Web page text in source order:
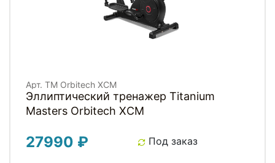
Арт. TM Orbitech XCM
Эллиптический тренажер Titanium
Masters Orbitech XCM
27990 ₽ Под заказ